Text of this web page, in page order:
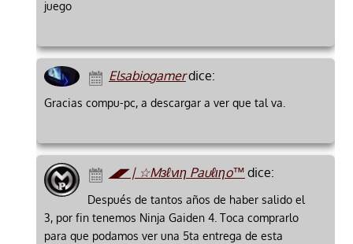
juego
Elsabiogamerdice:
Gracias compu-pc, a descargar a ver que tal va.
◢◤ | ☆Mзℓvιη Pauℓιηo™ dice:
Después de tantos años de haber salido el
3, por fin tenemos Ninja Gaiden 4. Toca comprarlo
para que podamos ver una 5ta entrega de esta